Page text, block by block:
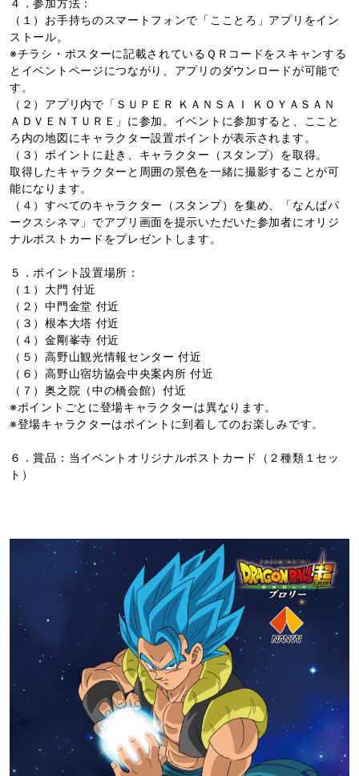
４．参加方法：
（１）お手持ちのスマートフォンで「こことろ」アプリをイン
ストール。
※チラシ・ポスターに記載されているＱＲコードをスキャンする
とイベントページにつながり、アプリのダウンロードが可能で
す。
（２）アプリ内で「ＳＵＰＥＲ ＫＡＮＳＡＩ ＫＯＹＡＳＡＮ
ＡＤＶＥＮＴＵＲＥ」に参加。イベントに参加すると、ここと
ろ内の地図にキャラクター設置ポイントが表示されます。
（３）ポイントに赴き、キャラクター（スタンプ）を取得。
取得したキャラクターと周囲の景色を一緒に撮影することが可
能になります。
（４）すべてのキャラクター（スタンプ）を集め、「なんばパ
ークスシネマ」でアプリ画面を提示いただいた参加者にオリジ
ナルポストカードをプレゼントします。
５．ポイント設置場所：
（１）大門 付近
（２）中門金堂 付近
（３）根本大塔 付近
（４）金剛峯寺 付近
（５）高野山観光情報センター 付近
（６）高野山宿坊協会中央案内所 付近
（７）奥之院（中の橋会館）付近
※ポイントごとに登場キャラクターは異なります。
※登場キャラクターはポイントに到着してのお楽しみです。
６．賞品：当イベントオリジナルポストカード（２種類１セッ
ト）